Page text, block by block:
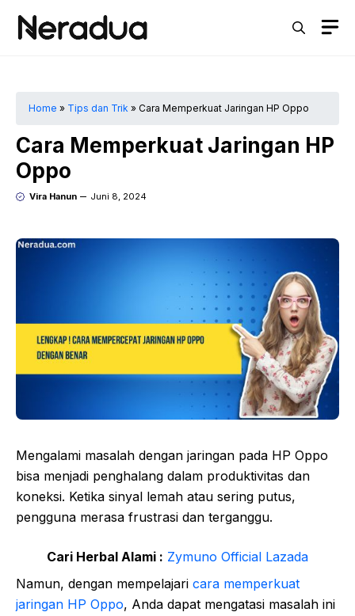
Home » Tips dan Trik » Cara Memperkuat Jaringan HP Oppo
Cara Memperkuat Jaringan HP
Oppo
Vira Hanun Juni 8, 2024
Mengalami masalah dengan jaringan pada HP Oppo
bisa menjadi penghalang dalam produktivitas dan
koneksi. Ketika sinyal lemah atau sering putus,
pengguna merasa frustrasi dan terganggu.
Cari Herbal Alami : Zymuno Official Lazada
Namun, dengan mempelajari cara memperkuat
jaringan HP Oppo, Anda dapat mengatasi masalah ini